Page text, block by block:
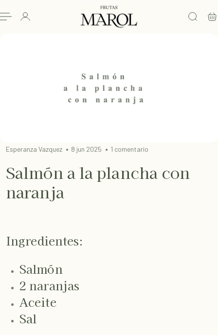
Esperanza Vazquez 8 jun 2025 1 comentario
Salmón a la plancha con
naranja
Ingredientes:
Salmón
2 naranjas
Aceite
Sal